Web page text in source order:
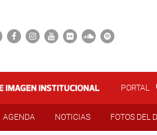
PORTAL
AGENDA NOTICIAS FOTOS DEL